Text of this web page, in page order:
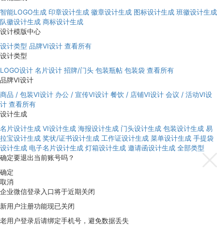
智能LOGO生成 印章设计生成 徽章设计生成 图标设计生成 班徽设计生成
队徽设计生成 商标设计生成
设计模版中心
设计类型 品牌VI设计 查看所有
设计类型
LOGO设计 名片设计 招牌/门头 包装瓶帖 包装袋 查看所有
品牌VI设计
商品 / 包装VI设计 办公 / 宣传VI设计 餐饮 / 店铺VI设计 会议 / 活动VI设
计 查看所有
设计生成
名片设计生成 VI设计生成 海报设计生成 门头设计生成 包装设计生成 易
拉宝设计生成 奖状/证书设计生成 工作证设计生成 菜单设计生成 手提袋
设计生成 电子名片设计生成 灯箱设计生成 邀请函设计生成 全部类型
确定要退出当前账号吗？
确定
取消
企业微信登录入口将于近期关闭
新用户注册功能现已关闭
老用户登录后请绑定手机号，避免数据丢失